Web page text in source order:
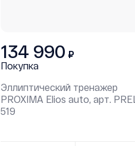
134 990 ₽
Покупка
Эллиптический тренажер
PROXIMA Elios auto, арт.
519